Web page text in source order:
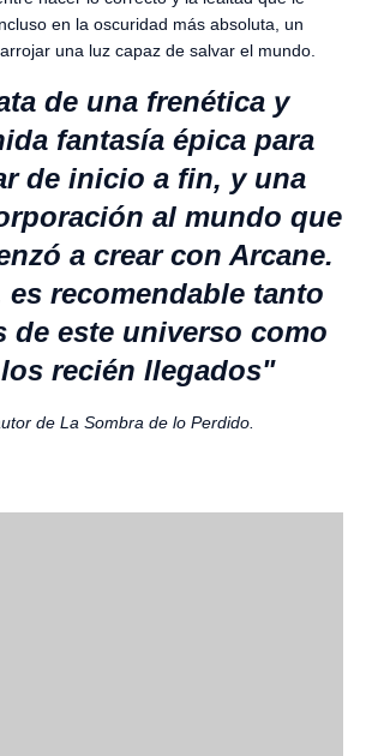
en la oscuridad más absoluta, un
una luz capaz de salvar el mundo.
de una frenética y
fantasía épica para
de inicio a fin, y una
al mundo que
a crear con Arcane.
es recomendable tanto
de este universo como
recién llegados"
de La Sombra de lo Perdido